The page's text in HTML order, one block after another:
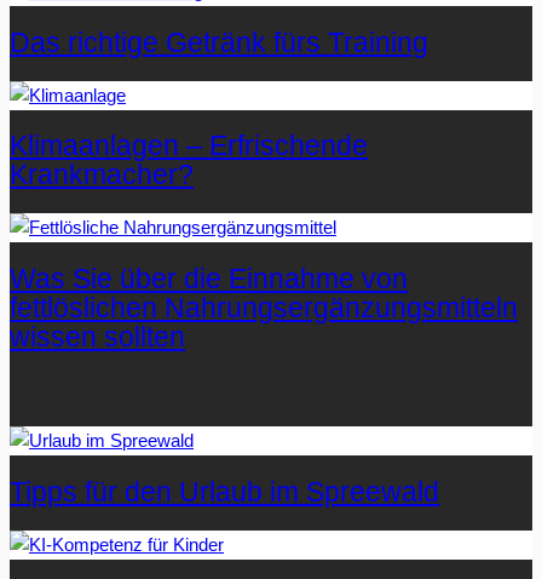
Das richtige Getränk fürs Training
Klimaanlagen – Erfrischende
Krankmacher?
Was Sie über die Einnahme von
fettlöslichen Nahrungsergänzungsmitteln
wissen sollten
Tipps für den Urlaub im Spreewald